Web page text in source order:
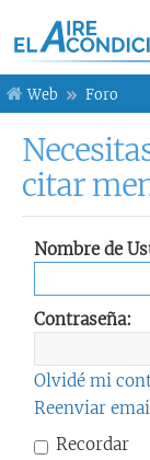
Web Foro
citar
Nombre de
Contraseña:
Olvidé mi
Reenviar
Recordar